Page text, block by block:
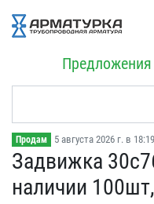
Предложения
Продам 5 августа 2026 г. в 18:19
Задвижка
наличии